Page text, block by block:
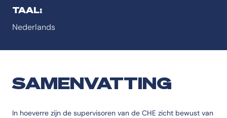
TAAL:
Nederlands
SAMENVATTING
In hoeverre zijn de supervisoren van de CHE zicht bewust van